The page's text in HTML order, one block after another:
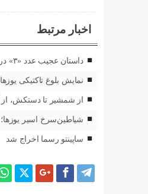
اخبار مرتبط
داستان عجیب عدد «۳» در جام جهانی؛ عددی که دست از سر ایران برنداشت!
نمایش بلوغ تاکتیکی
از شمشیر تا دستکش، از
شیاطین‌سرخ اسیر یوزها؛
ساپینتو رسما اخراج شد